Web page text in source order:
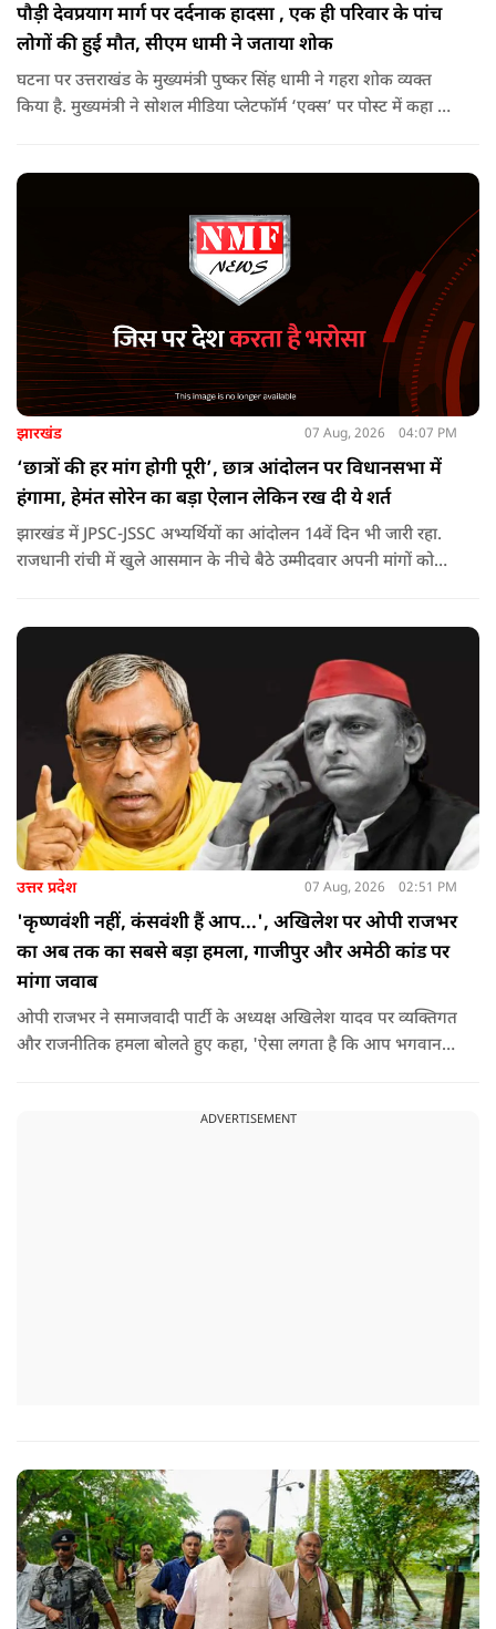
पौड़ी देवप्रयाग मार्ग पर दर्दनाक हादसा , एक ही परिवार के पांच
लोगों की हुई मौत, सीएम धामी ने जताया शोक
घटना पर उत्तराखंड के मुख्यमंत्री पुष्कर सिंह धामी ने गहरा शोक व्यक्त
किया है. मुख्यमंत्री ने सोशल मीडिया प्लेटफॉर्म ‘एक्स’ पर पोस्ट में कहा कि
उपचार तथा गंभीर रूप से घायलों को आवश्यकता पड़ने पर एयरलिफ्ट कर
उच्च चिकित्सा केंद्रों में रेफर करने के निर्देश दिए हैं.
झारखंड 07 Aug, 2026 04:07 PM
‘छात्रों की हर मांग होगी पूरी’, छात्र आंदोलन पर विधानसभा में
हंगामा, हेमंत सोरेन का बड़ा ऐलान लेकिन रख दी ये शर्त
झारखंड में JPSC-JSSC अभ्यर्थियों का आंदोलन 14वें दिन भी जारी रहा.
राजधानी रांची में खुले आसमान के नीचे बैठे उम्मीदवार अपनी मांगों को
उत्तर प्रदेश 07 Aug, 2026 02:51 PM
'कृष्णवंशी नहीं, कंसवंशी हैं आप...', अखिलेश पर ओपी राजभर
का अब तक का सबसे बड़ा हमला, गाजीपुर और अमेठी कांड पर
मांगा जवाब
ओपी राजभर ने समाजवादी पार्टी के अध्यक्ष अखिलेश यादव पर व्यक्तिगत
और राजनीतिक हमला बोलते हुए कहा, 'ऐसा लगता है कि आप भगवान
ADVERTISEMENT